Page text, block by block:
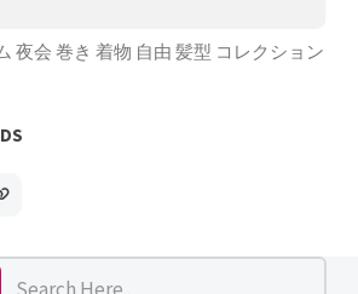
夜会 巻き 着物 自由 髪型 コレクション